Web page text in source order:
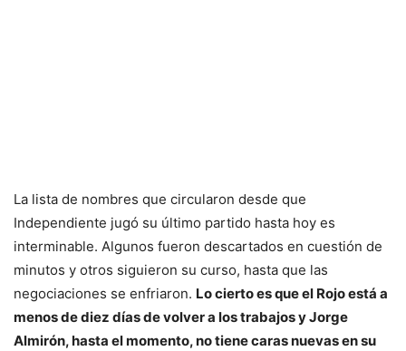
La lista de nombres que circularon desde que
Independiente jugó su último partido hasta hoy es
interminable. Algunos fueron descartados en cuestión de
minutos y otros siguieron su curso, hasta que las
negociaciones se enfriaron. Lo cierto es que el Rojo está a
menos de diez días de volver a los trabajos y Jorge
Almirón, hasta el momento, no tiene caras nuevas en su